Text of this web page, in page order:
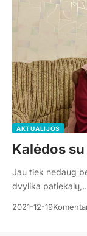
AKTUALIJOS
Kalėdos
Jau tiek nedaug
dvylika
2021-12-19